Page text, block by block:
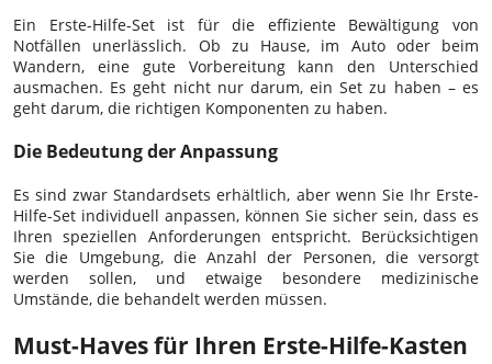
Ein Erste-Hilfe-Set ist für die effiziente Bewältigung von
Notfällen unerlässlich. Ob zu Hause, im Auto oder beim
Wandern, eine gute Vorbereitung kann den Unterschied
ausmachen. Es geht nicht nur darum, ein Set zu haben – es
geht darum, die richtigen Komponenten zu haben.
Die Bedeutung der Anpassung
Es sind zwar Standardsets erhältlich, aber wenn Sie Ihr Erste-
Hilfe-Set individuell anpassen, können Sie sicher sein, dass es
Ihren speziellen Anforderungen entspricht. Berücksichtigen
Sie die Umgebung, die Anzahl der Personen, die versorgt
werden sollen, und etwaige besondere medizinische
Umstände, die behandelt werden müssen.
Must-Haves für Ihren Erste-Hilfe-Kasten